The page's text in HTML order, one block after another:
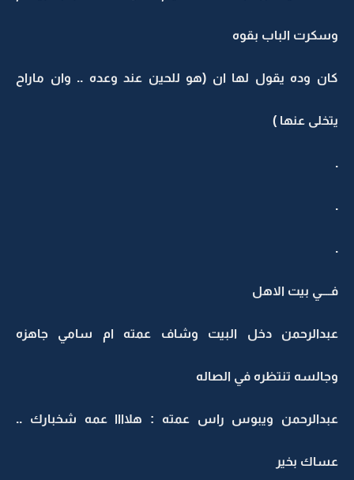
وسكرت الباب بقوه
كان وده يقول لها ان (هو للحين عند وعده .. وان ماراح
يتخلى عنها )
.
.
.
فــــي بيت الاهل
عبدالرحمن دخل البيت وشاف عمته ام سامي جاهزه
وجالسه تنتظره في الصاله
عبدالرحمن ويبوس راس عمته : هلاااا عمه شخبارك ..
عساك بخير